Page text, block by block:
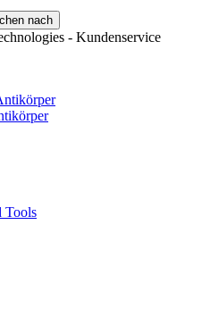
- Kundenservice
Tools